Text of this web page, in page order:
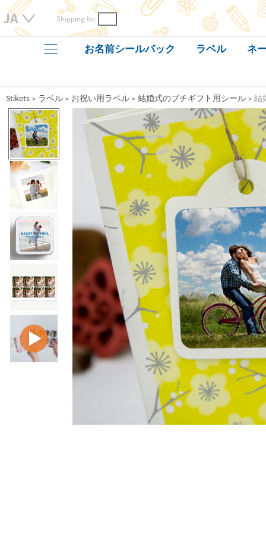
Shipping to:
お名前シールパック ラベル ネ
Stikets ラベル お祝い用ラベル 結婚式のプチギフト用シール 結